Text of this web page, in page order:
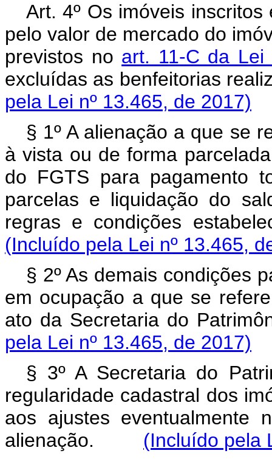
Art. 4º Os imóveis
pelo valor de mercado do
previstos no art. 11-C da
excluídas as benfeitorias
pela Lei nº 13.465, de 2017)
§ 1º A alienação a que se
à vista ou de forma
do FGTS para pagamento
parcelas e liquidação do
regras e condições
(Incluído pela Lei nº 13.465,
§ 2º As demais condições
em ocupação a que se
ato da Secretaria do
pela Lei nº 13.465, de 2017)
§ 3º A Secretaria do
regularidade cadastral dos
aos ajustes eventualmente
alienação. (Incluído pela